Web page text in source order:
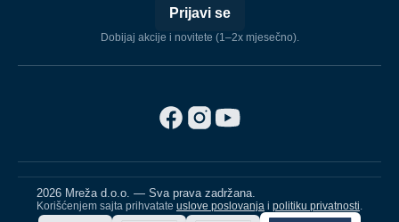
Prijavi se
Dobijaj akcije i novitete (1–2x mjesečno).
2026 Mreža d.o.o. — Sva prava zadržana.
Korišćenjem sajta prihvatate uslove poslovanja i politiku privatnosti.